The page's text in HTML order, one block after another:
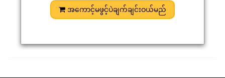
အကောင့်မဖွင့်ပဲချက်ချင်းဝယ်မည်